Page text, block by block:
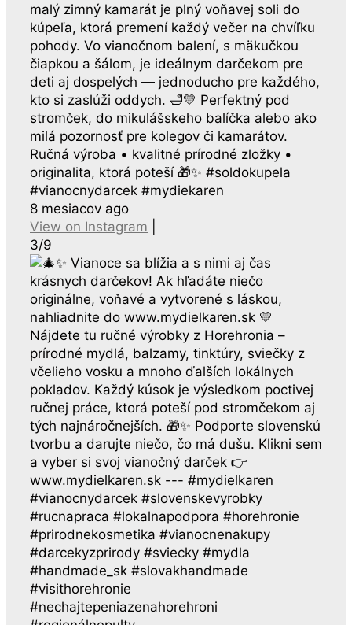
malý zimný kamarát je plný voňavej soli do
kúpeľa, ktorá premení každý večer na chvíľku
pohody. Vo vianočnom balení, s mäkučkou
čiapkou a šálom, je ideálnym darčekom pre
deti aj dospelých — jednoducho pre každého,
kto si zaslúži oddych. 🛁💛 Perfektný pod
stromček, do mikulášskeho balíčka alebo ako
milá pozornosť pre kolegov či kamarátov.
Ručná výroba • kvalitné prírodné zložky •
originalita, ktorá poteší 🎁✨ #soldokupela
#vianocnydarcek #mydiekaren
8 mesiacov ago
View on Instagram
3/9